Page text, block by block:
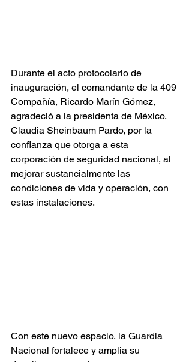
Durante el acto protocolario de
inauguración, el comandante de la 409
Compañía, Ricardo Marín Gómez,
agradeció a la presidenta de México,
Claudia Sheinbaum Pardo, por la
confianza que otorga a esta
corporación de seguridad nacional, al
mejorar sustancialmente las
condiciones de vida y operación, con
estas instalaciones.
Con este nuevo espacio, la Guardia
Nacional fortalece y amplia su